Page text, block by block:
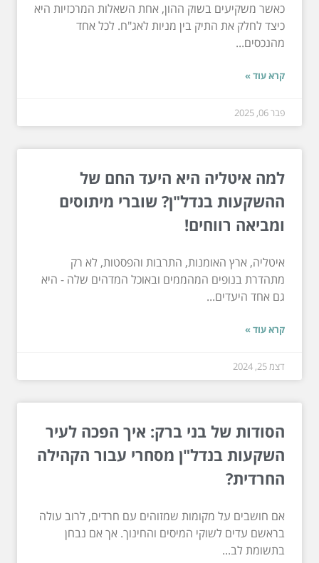
כאשר משקיעים בשוק ההון, אחת השאלות המרכזיות היא
כיצד לחלק את התיק בין מניות לאג"ח. לכל אחד
מהנכסים...
קרא עוד »
פבר 06, 2025
למה איטליה היא היעד החם של
ההשקעות בנדל"ן? שוברי מיתוסים
ומביאה רווחים!
איטליה, ארץ האומנות, התרבות והפסטות, לא רק
מתהדרת בנופים המהממים ובאוכל המדהים שלה - היא
גם אחד היעדים...
קרא עוד »
דצמ 25, 2024
הסודות של בני ברק: איך הפכה לעיר
השקעות בנדל"ן מסחרי עבור הקהילה
החרדית?
אם חושבים על מקומות שמזוהים עם חרדים, לרוב עולה
בראשם עדים לשוקי המיסים והחינוך. אך אם נבחן
בתשומת לב...